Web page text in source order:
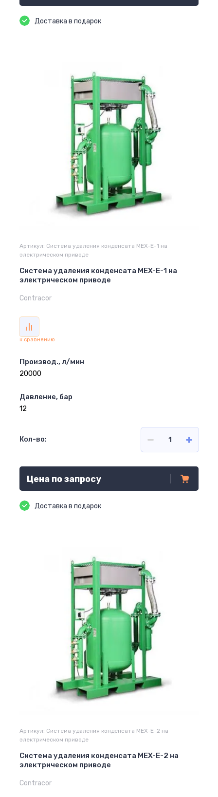
Доставка в подарок
Артикул: Система удаления конденсата MEX-E-1 на
электрическом приводе
Система удаления конденсата MEX-E-1 на
электрическом приводе
Contracor
к сравнению
Производ., л/мин
20000
Давление, бар
12
Кол-во:
Цена по запросу
Доставка в подарок
Артикул: Система удаления конденсата MEX-E-2 на
электрическом приводе
Система удаления конденсата MEX-E-2 на
электрическом приводе
Contracor